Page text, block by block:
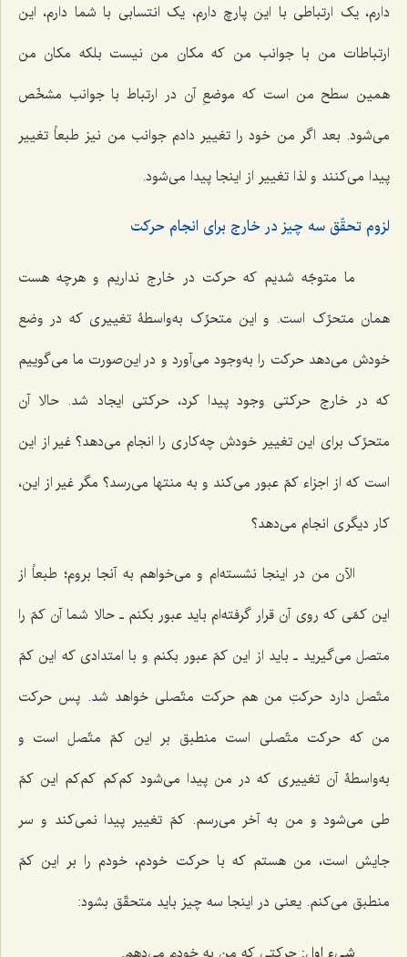
دارم، یک ارتباطی با این پارچ دارم، یک انتسابی با شما دارم، این
ارتباطات من با جوانب من که مکان من نیست بلکه مکان من
همین سطح من است که موضعِ آن در ارتباط با جوانب مشخّص
می‌شود. بعد اگر من خود را تغییر دادم جوانب من نیز طبعاً تغییر
پیدا می‌کنند و لذا تغییر از اینجا پیدا می‌شود.
لزوم تحقّق سه چیز در خارج برای انجام حرکت
ما متوجّه شدیم که حرکت در خارج نداریم و هرچه هست
همان متحرِّک است. و این متحرِّک به‌واسطۀ تغییری که در وضع
خودش می‌دهد حرکت را به‌وجود می‌آورد و در این‌صورت ما می‌گوییم
که در خارج حرکتی وجود پیدا کرد، حرکتی ایجاد شد. حالا آن
متحرِّک برای این تغییر خودش چه‌کاری را انجام می‌دهد؟ غیر از این
است که از اجزاء کمّ عبور می‌کند و به منتها می‌رسد؟ مگر غیر از این،
کار دیگری انجام می‌دهد؟
الآن من در اینجا نشسته‌ام و می‌خواهم به آنجا بروم؛ طبعاً از
این کمّی که روی آن قرار گرفته‌ام باید عبور بکنم ـ حالا شما آن کمّ را
متصل می‌گیرید ـ باید از این کمّ عبور بکنم و با امتدادی که این کمّ
متّصل دارد حرکتِ من هم حرکت متّصلی خواهد شد. پس حرکت
من که حرکت متّصلی است منطبق بر این کمّ متّصل است و
به‌واسطۀ آن تغییری که در من پیدا می‌شود کم‌کم کم‌کم این کمّ
طی می‌شود و من به آخر می‌رسم. کمّ تغییر پیدا نمی‌کند و سر
جایش است، من هستم که با حرکت خودم، خودم را بر این کمّ
منطبق می‌کنم. یعنی در اینجا سه چیز باید متحقّق بشود: